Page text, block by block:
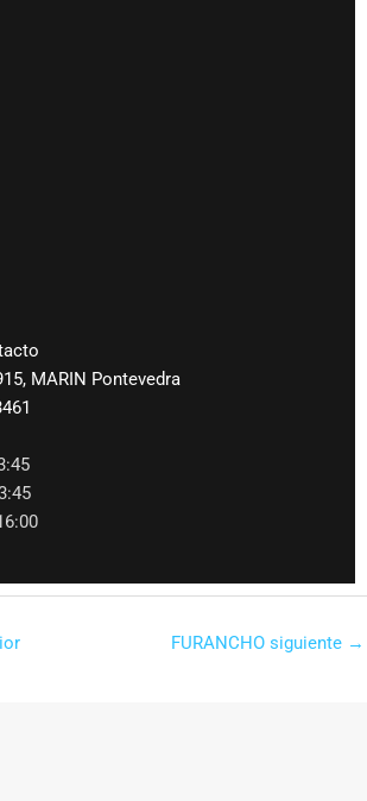
MARIN Pontevedra
FURANCHO siguiente →